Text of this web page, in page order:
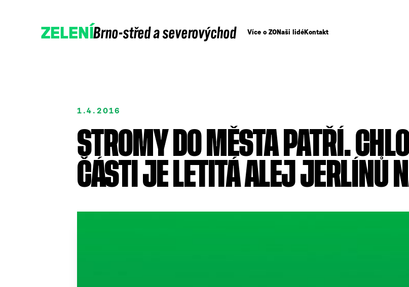
ZELENÍBrno-střed a severovýchod Více o ZONaši lidéKontakt
Přidejte se
Podpořte nás
1.4.2016
STROMY DO MĚSTA PATŘÍ.
ČÁSTI JE LETITÁ ALEJ JERLÍNŮ